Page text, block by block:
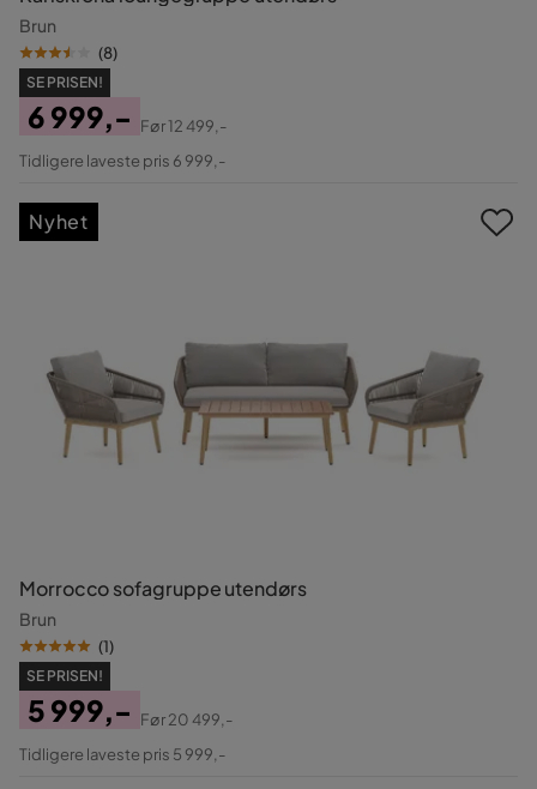
Brun
(8)
SE PRISEN!
Pris
6 999,-
Original
Før12 499,-
Tidligere laveste pris 6 999,-
Morrocco sofagruppe utendørs
Brun
(1)
SE PRISEN!
Pris
5 999,-
Original
Før20 499,-
Tidligere laveste pris 5 999,-
Nyhet